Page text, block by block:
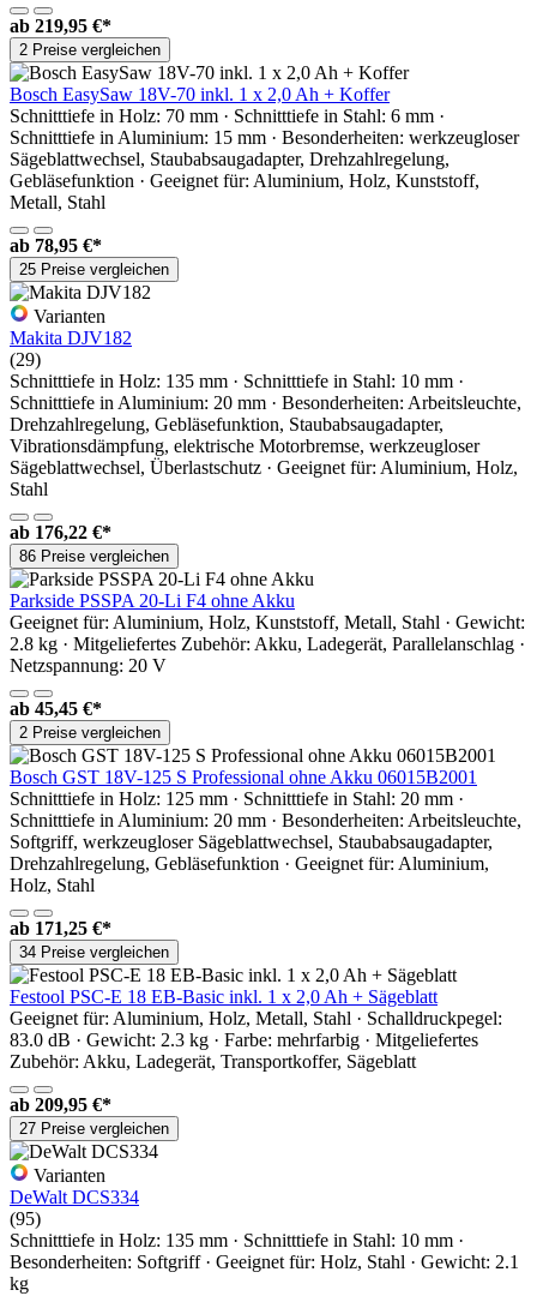
ab 219,95 €*
2 Preise vergleichen
Bosch EasySaw 18V-70 inkl. 1 x 2,0 Ah + Koffer
Schnitttiefe in Holz: 70 mm · Schnitttiefe in Stahl: 6 mm ·
Schnitttiefe in Aluminium: 15 mm · Besonderheiten: werkzeugloser
Sägeblattwechsel, Staubabsaugadapter, Drehzahlregelung,
Gebläsefunktion · Geeignet für: Aluminium, Holz, Kunststoff,
Metall, Stahl
ab 78,95 €*
25 Preise vergleichen
Varianten
Makita DJV182
(29)
Schnitttiefe in Holz: 135 mm · Schnitttiefe in Stahl: 10 mm ·
Schnitttiefe in Aluminium: 20 mm · Besonderheiten: Arbeitsleuchte,
Drehzahlregelung, Gebläsefunktion, Staubabsaugadapter,
Vibrationsdämpfung, elektrische Motorbremse, werkzeugloser
Sägeblattwechsel, Überlastschutz · Geeignet für: Aluminium, Holz,
Stahl
ab 176,22 €*
86 Preise vergleichen
Parkside PSSPA 20-Li F4 ohne Akku
Geeignet für: Aluminium, Holz, Kunststoff, Metall, Stahl · Gewicht:
2.8 kg · Mitgeliefertes Zubehör: Akku, Ladegerät, Parallelanschlag ·
Netzspannung: 20 V
ab 45,45 €*
2 Preise vergleichen
Bosch GST 18V-125 S Professional ohne Akku 06015B2001
Schnitttiefe in Holz: 125 mm · Schnitttiefe in Stahl: 20 mm ·
Schnitttiefe in Aluminium: 20 mm · Besonderheiten: Arbeitsleuchte,
Softgriff, werkzeugloser Sägeblattwechsel, Staubabsaugadapter,
Drehzahlregelung, Gebläsefunktion · Geeignet für: Aluminium,
Holz, Stahl
ab 171,25 €*
34 Preise vergleichen
Festool PSC-E 18 EB-Basic inkl. 1 x 2,0 Ah + Sägeblatt
Geeignet für: Aluminium, Holz, Metall, Stahl · Schalldruckpegel:
83.0 dB · Gewicht: 2.3 kg · Farbe: mehrfarbig · Mitgeliefertes
Zubehör: Akku, Ladegerät, Transportkoffer, Sägeblatt
ab 209,95 €*
27 Preise vergleichen
Varianten
DeWalt DCS334
(95)
Schnitttiefe in Holz: 135 mm · Schnitttiefe in Stahl: 10 mm ·
Besonderheiten: Softgriff · Geeignet für: Holz, Stahl · Gewicht: 2.1
kg